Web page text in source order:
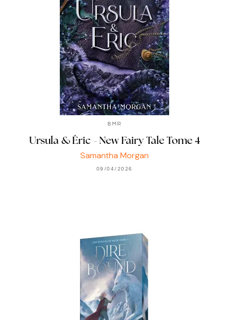
BMR
Ursula & Éric - New Fairy Tale Tome 4
Samantha Morgan
09/04/2026